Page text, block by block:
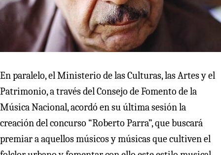
En paralelo, el Ministerio de las Culturas, las Artes y el
Patrimonio, a través del Consejo de Fomento de la
Música Nacional, acordó en su última sesión la
creación del concurso “Roberto Parra”, que buscará
premiar a aquellos músicos y músicas que cultiven el